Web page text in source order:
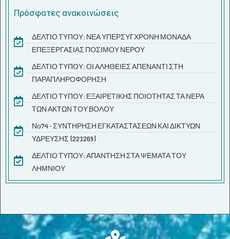
Πρόσφατες ανακοινώσεις
ΔΕΛΤΙΟ ΤΥΠΟΥ: ΝΕΑ ΥΠΕΡΣΥΓΧΡΟΝΗ ΜΟΝΑΔΑ
ΕΠΕΞΕΡΓΑΣΙΑΣ ΠΟΣΙΜΟΥ ΝΕΡΟΥ
ΔΕΛΤΙΟ ΤΥΠΟΥ: ΟΙ ΑΛΗΘΕΙΕΣ ΑΠΕΝΑΝΤΙ ΣΤΗ
ΠΑΡΑΠΛΗΡΟΦΟΡΗΣΗ
ΔΕΛΤΙΟ ΤΥΠΟΥ: ΕΞΑΙΡΕΤΙΚΗΣ ΠΟΙΟΤΗΤΑΣ ΤΑ ΝΕΡΑ
ΤΩΝ ΑΚΤΩΝ ΤΟΥ ΒΟΛΟΥ
Νο74 - ΣΥΝΤΗΡΗΣΗ ΕΓΚΑΤΑΣΤΑΣΕΩΝ ΚΑΙ ΔΙΚΤΥΩΝ
ΥΔΡΕΥΣΗΣ (221269)
ΔΕΛΤΙΟ ΤΥΠΟΥ: ΑΠΑΝΤΗΣΗ ΣΤΑ ΨΕΜΑΤΑ ΤΟΥ
ΛΗΜΝΙΟΥ